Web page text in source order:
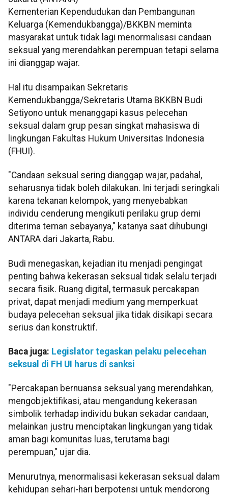
Kementerian Kependudukan dan Pembangunan
Keluarga (Kemendukbangga)/BKKBN meminta
masyarakat untuk tidak lagi menormalisasi candaan
seksual yang merendahkan perempuan tetapi selama
ini dianggap wajar.
Hal itu disampaikan Sekretaris
Kemendukbangga/Sekretaris Utama BKKBN Budi
Setiyono untuk menanggapi kasus pelecehan
seksual dalam grup pesan singkat mahasiswa di
lingkungan Fakultas Hukum Universitas Indonesia
(FHUI).
"Candaan seksual sering dianggap wajar, padahal,
seharusnya tidak boleh dilakukan. Ini terjadi seringkali
karena tekanan kelompok, yang menyebabkan
individu cenderung mengikuti perilaku grup demi
diterima teman sebayanya," katanya saat dihubungi
ANTARA dari Jakarta, Rabu.
Budi menegaskan, kejadian itu menjadi pengingat
penting bahwa kekerasan seksual tidak selalu terjadi
secara fisik. Ruang digital, termasuk percakapan
privat, dapat menjadi medium yang memperkuat
budaya pelecehan seksual jika tidak disikapi secara
serius dan konstruktif.
Baca juga: Legislator tegaskan pelaku pelecehan
seksual di FH UI harus di sanksi
"Percakapan bernuansa seksual yang merendahkan,
mengobjektifikasi, atau mengandung kekerasan
simbolik terhadap individu bukan sekadar candaan,
melainkan justru menciptakan lingkungan yang tidak
aman bagi komunitas luas, terutama bagi
perempuan," ujar dia.
Menurutnya, menormalisasi kekerasan seksual dalam
kehidupan sehari-hari berpotensi untuk mendorong